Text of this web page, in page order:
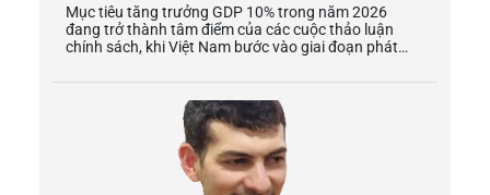
Mục tiêu tăng trưởng GDP 10% trong năm 2026
đang trở thành tâm điểm của các cuộc thảo luận
chính sách, khi Việt Nam bước vào giai đoạn phát
tăng trưởng truyền thống dần thu hẹp, bài toán đặt
ra không chỉ là “làm thế nào để đạt con số hai chữ
số”, mà quan trọng hơn là tăng trưởng bằng cách
nào để bền vững và an toàn. Phóng viên chúng tôi đã
có cuộc trao đổi với TS. Lê Xuân Nghĩa, Thành viên
Hội đồng Tư vấn Chính sách Tiền tệ Quốc gia, xung